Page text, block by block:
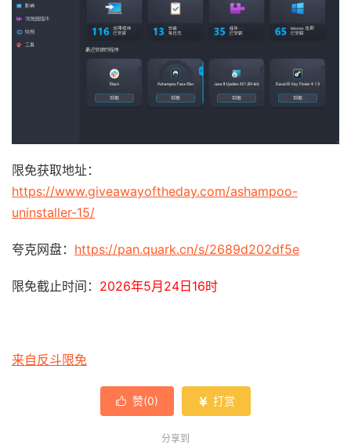
限免获取地址：
https://www.giveawayoftheday.com/ashampoo-
uninstaller-15/
夸克网盘： https://pan.quark.cn/s/2689d202df5e
限免截止时间： 2026年5月24日16时
来自反斗限免
 赞(0)  打赏
分享到